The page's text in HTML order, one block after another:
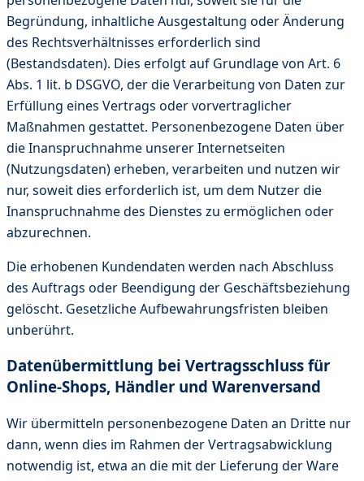
Begründung, inhaltliche Ausgestaltung oder Änderung
des Rechtsverhältnisses erforderlich sind
(Bestandsdaten). Dies erfolgt auf Grundlage von Art. 6
Abs. 1 lit. b DSGVO, der die Verarbeitung von Daten zur
Erfüllung eines Vertrags oder vorvertraglicher
Maßnahmen gestattet. Personenbezogene Daten über
die Inanspruchnahme unserer Internetseiten
(Nutzungsdaten) erheben, verarbeiten und nutzen wir
nur, soweit dies erforderlich ist, um dem Nutzer die
Inanspruchnahme des Dienstes zu ermöglichen oder
abzurechnen.
Die erhobenen Kundendaten werden nach Abschluss
des Auftrags oder Beendigung der Geschäftsbeziehung
gelöscht. Gesetzliche Aufbewahrungsfristen bleiben
unberührt.
Datenübermittlung bei Vertragsschluss für
Online-Shops, Händler und Warenversand
Wir übermitteln personenbezogene Daten an Dritte nur
dann, wenn dies im Rahmen der Vertragsabwicklung
notwendig ist, etwa an die mit der Lieferung der Ware